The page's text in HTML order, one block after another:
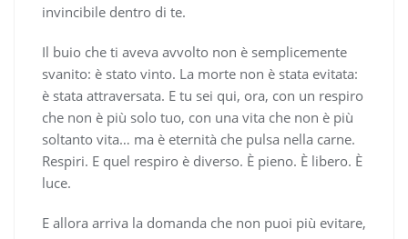
invincibile dentro di te.
Il buio che ti aveva avvolto non è semplicemente
svanito: è stato vinto. La morte non è stata evitata:
è stata attraversata. E tu sei qui, ora, con un respiro
che non è più solo tuo, con una vita che non è più
soltanto vita… ma è eternità che pulsa nella carne.
Respiri. E quel respiro è diverso. È pieno. È libero. È
luce.
E allora arriva la domanda che non puoi più evitare,